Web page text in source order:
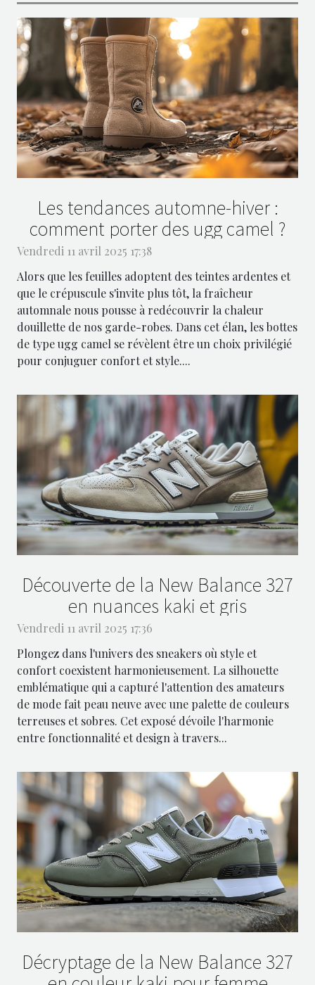
Les tendances automne-hiver :
comment porter des ugg camel ?
Vendredi 11 avril 2025 17:38
Alors que les feuilles adoptent des teintes ardentes et
que le crépuscule s'invite plus tôt, la fraîcheur
automnale nous pousse à redécouvrir la chaleur
douillette de nos garde-robes. Dans cet élan, les bottes
de type ugg camel se révèlent être un choix privilégié
pour conjuguer confort et style....
Découverte de la New Balance 327
en nuances kaki et gris
Vendredi 11 avril 2025 17:36
Plongez dans l'univers des sneakers où style et
confort coexistent harmonieusement. La silhouette
emblématique qui a capturé l'attention des amateurs
de mode fait peau neuve avec une palette de couleurs
terreuses et sobres. Cet exposé dévoile l'harmonie
entre fonctionnalité et design à travers...
Décryptage de la New Balance 327